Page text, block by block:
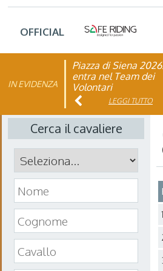
OFFICIAL
IN EVIDENZA
Piazza di Siena
entra nel Team dei
Volontari
LEGGI TUTTO
FISE: aperta la
affiliazione 2026
LEGGI TUTTO
Cerca il cavaliere
1